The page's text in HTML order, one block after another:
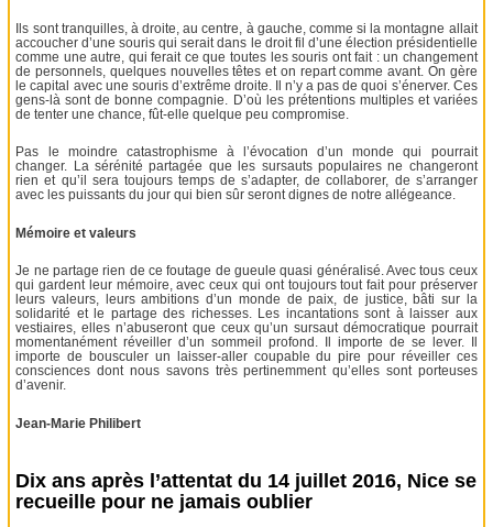
Ils sont tranquilles, à droite, au centre, à gauche, comme si la montagne allait
accoucher d’une souris qui serait dans le droit fil d’une élection présidentielle
comme une autre, qui ferait ce que toutes les souris ont fait : un changement
de personnels, quelques nouvelles têtes et on repart comme avant. On gère
le capital avec une souris d’extrême droite. Il n’y a pas de quoi s’énerver. Ces
gens-là sont de bonne compagnie. D’où les prétentions multiples et variées
de tenter une chance, fût-elle quelque peu compromise.
Pas le moindre catastrophisme à l’évocation d’un monde qui pourrait
changer. La sérénité partagée que les sursauts populaires ne changeront
rien et qu’il sera toujours temps de s’adapter, de collaborer, de s’arranger
avec les puissants du jour qui bien sûr seront dignes de notre allégeance.
Mémoire et valeurs
Je ne partage rien de ce foutage de gueule quasi généralisé. Avec tous ceux
qui gardent leur mémoire, avec ceux qui ont toujours tout fait pour préserver
leurs valeurs, leurs ambitions d’un monde de paix, de justice, bâti sur la
solidarité et le partage des richesses. Les incantations sont à laisser aux
vestiaires, elles n’abuseront que ceux qu’un sursaut démocratique pourrait
momentanément réveiller d’un sommeil profond. Il importe de se lever. Il
importe de bousculer un laisser-aller coupable du pire pour réveiller ces
consciences dont nous savons très pertinemment qu’elles sont porteuses
d’avenir.
Jean-Marie Philibert
Dix ans après l’attentat du 14 juillet 2016, Nice se
recueille pour ne jamais oublier